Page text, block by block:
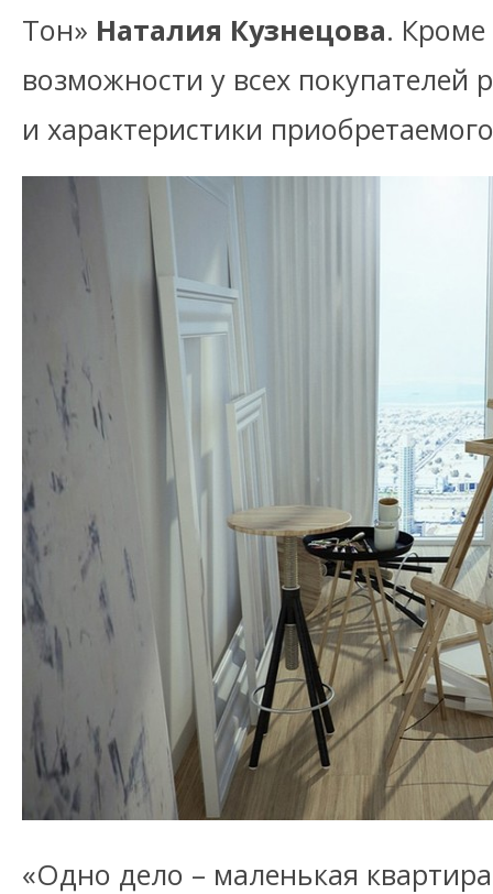
Тон» Наталия Кузнецова.
возможности у всех покупателей
и характеристики
«Одно дело – маленькая